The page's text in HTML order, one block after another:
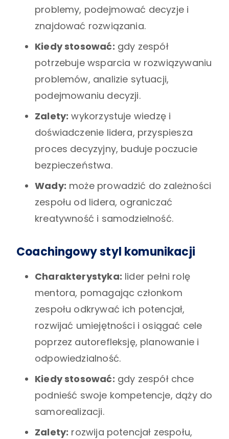
problemy, podejmować decyzje i
znajdować rozwiązania.
Kiedy stosować: gdy zespół
potrzebuje wsparcia w rozwiązywaniu
problemów, analizie sytuacji,
podejmowaniu decyzji.
Zalety: wykorzystuje wiedzę i
doświadczenie lidera, przyspiesza
proces decyzyjny, buduje poczucie
bezpieczeństwa.
Wady: może prowadzić do zależności
zespołu od lidera, ograniczać
kreatywność i samodzielność.
Coachingowy styl komunikacji
Charakterystyka: lider pełni rolę
mentora, pomagając członkom
zespołu odkrywać ich potencjał,
rozwijać umiejętności i osiągać cele
poprzez autorefleksję, planowanie i
odpowiedzialność.
Kiedy stosować: gdy zespół chce
podnieść swoje kompetencje, dąży do
samorealizacji.
Zalety: rozwija potencjał zespołu,